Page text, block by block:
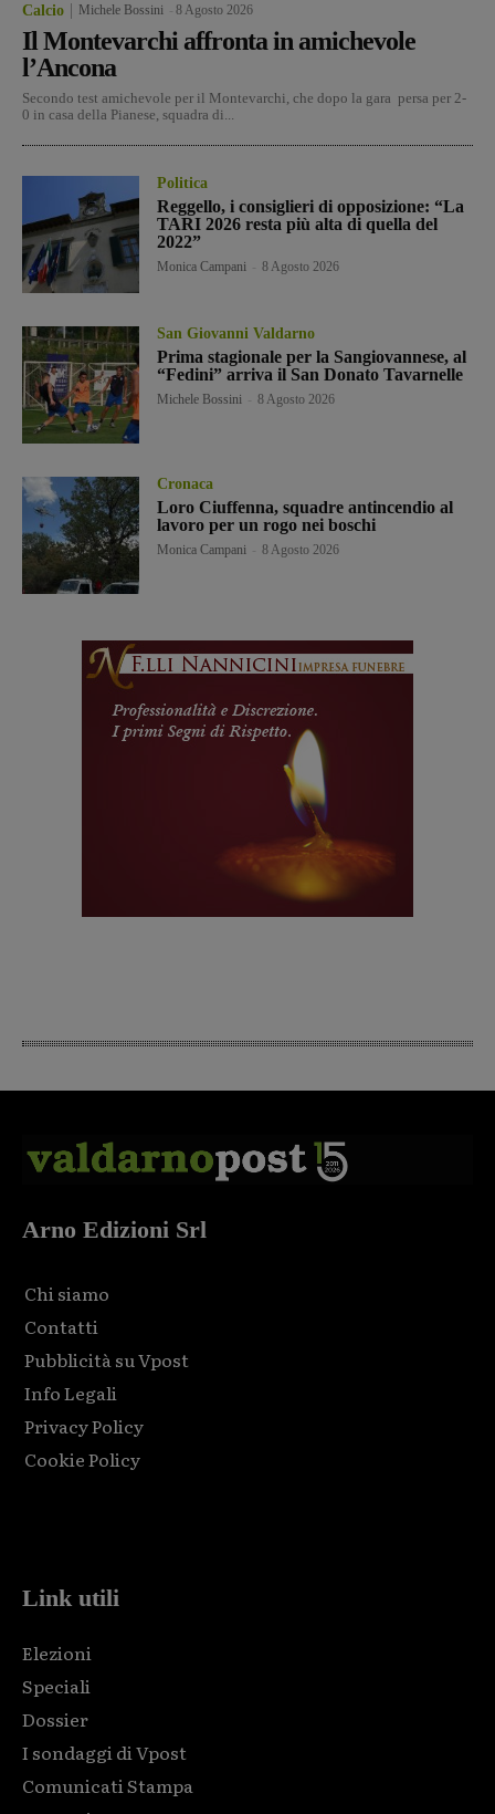
Calcio Michele Bossini 8 Agosto 2026
Il Montevarchi affronta in amichevole
l’Ancona
Secondo test amichevole per il Montevarchi, che dopo la gara persa per 2-
0 in casa della Pianese, squadra di...
Politica
Reggello, i consiglieri di opposizione: “La
TARI 2026 resta più alta di quella del
2022”
Monica Campani 8 Agosto 2026
San Giovanni Valdarno
Prima stagionale per la Sangiovannese, al
“Fedini” arriva il San Donato Tavarnelle
Michele Bossini 8 Agosto 2026
Cronaca
Loro Ciuffenna, squadre antincendio al
lavoro per un rogo nei boschi
Monica Campani 8 Agosto 2026
Arno Edizioni Srl
Chi siamo
Contatti
Pubblicità su Vpost
Info Legali
Privacy Policy
Cookie Policy
Link utili
Elezioni
Speciali
Dossier
I sondaggi di Vpost
Comunicati Stampa